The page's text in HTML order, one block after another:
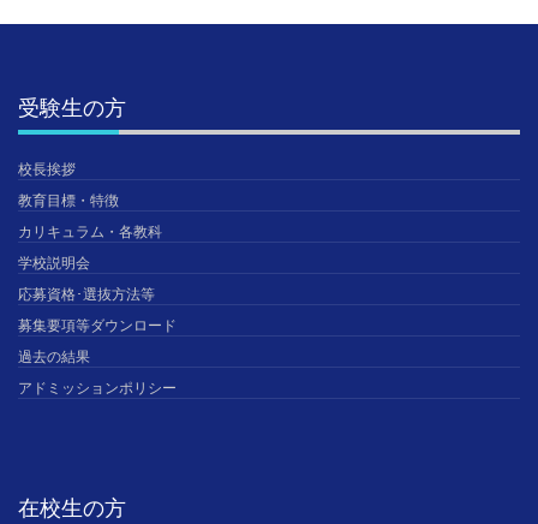
受験生の方
校長挨拶
教育目標・特徴
カリキュラム・各教科
学校説明会
応募資格･選抜方法等
募集要項等ダウンロード
過去の結果
アドミッションポリシー
在校生の方